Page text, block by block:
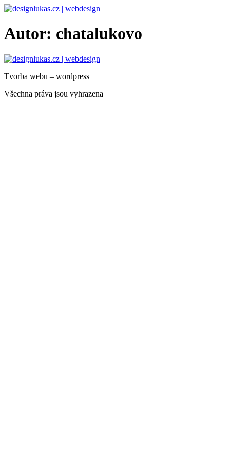
Přejít
obsahu
Autor: chatalukovo
Tvorba webu – wordpress
Všechna práva jsou vyhrazena